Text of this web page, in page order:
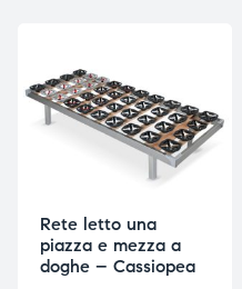
Rete letto una
piazza e mezza a
doghe – Cassiopea